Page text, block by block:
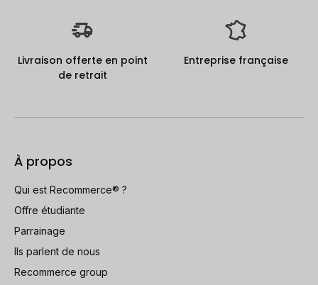
Livraison offerte en point
de retrait
Entreprise française
À propos
Qui est Recommerce® ?
Offre étudiante
Parrainage
Ils parlent de nous
Recommerce group